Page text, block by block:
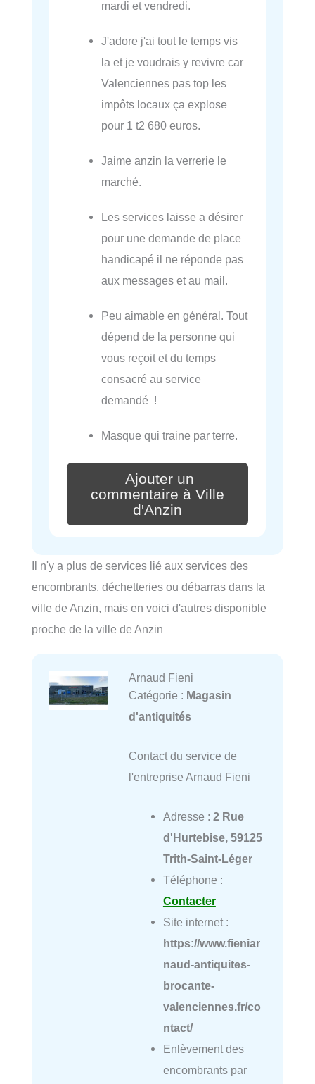
mardi et vendredi.
J'adore j'ai tout le temps vis
la et je voudrais y revivre car
Valenciennes pas top les
impôts locaux ça explose
pour 1 t2 680 euros.
Jaime anzin la verrerie le
marché.
Les services laisse a désirer
pour une demande de place
handicapé il ne réponde pas
aux messages et au mail.
Peu aimable en général. Tout
dépend de la personne qui
vous reçoit et du temps
consacré au service
demandé !
Masque qui traine par terre.
Ajouter un
commentaire à Ville
d'Anzin
Il n'y a plus de services lié aux services des
encombrants, déchetteries ou débarras dans la
ville de Anzin, mais en voici d'autres disponible
proche de la ville de Anzin
Arnaud Fieni
Catégorie : Magasin
d'antiquités
Contact du service de
l'entreprise Arnaud Fieni
Adresse : 2 Rue
d'Hurtebise, 59125
Trith-Saint-Léger
Téléphone :
Contacter
Site internet :
https://www.fieniar
naud-antiquites-
brocante-
valenciennes.fr/co
ntact/
Enlèvement des
encombrants par